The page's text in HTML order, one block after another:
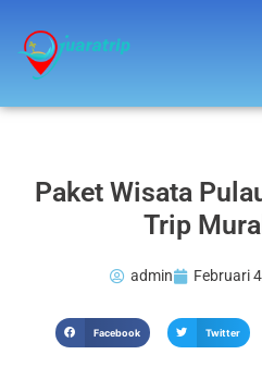
Paket Wisata
Trip
admin Februari
Facebook Twitter